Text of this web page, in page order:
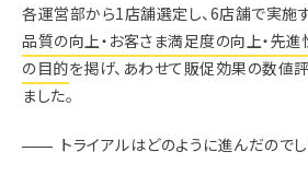
各運営部から1店舗選定し、6店舗で実施す
品質の向上・お客さま満足度の向上・先
の目的を掲げ、あわせて販促効果の数値
ました。
トライアルはどのように進んだのでし